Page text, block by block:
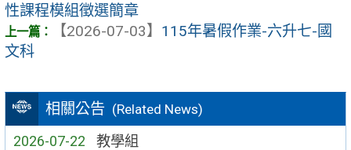
相關公告 (Related News)
2026-07-22 教學組
性課程模組徵選簡章
【2026-07-03】 115年暑假作業-六升七-國
文科